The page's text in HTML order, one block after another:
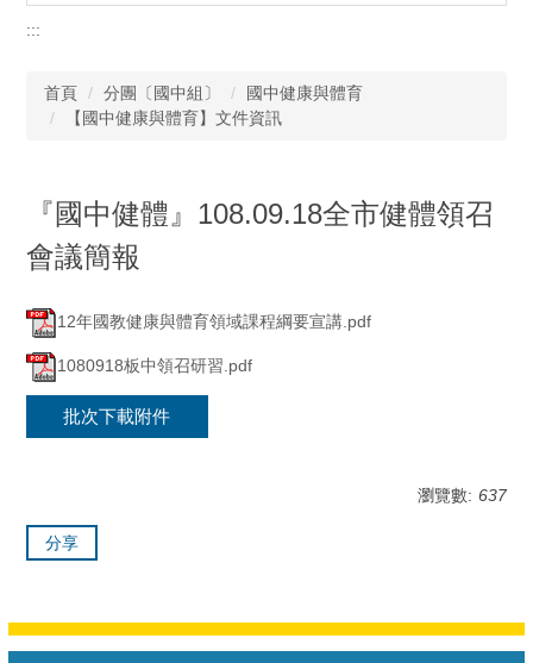
:::
首頁 分團〔國中組〕
國中健康與體育
【國中健康與體育】文件資訊
『國中健體』108.09.18全市健體領召
會議簡報
12年國教健康與體育領域課程綱要宣講.pdf
1080918板中領召研習.pdf
批次下載附件
瀏覽數: 637
分享